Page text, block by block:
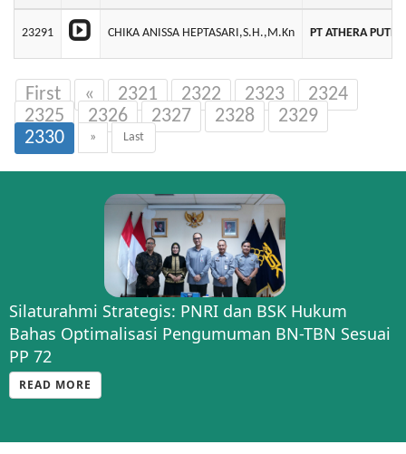
23291 CHIKA ANISSA HEPTASARI,S.H.,M.Kn PT ATHERA
First « 2321 2322 2323
2324
2325
2326 2327 2328
2329
2330
» Last
Silaturahmi Strategis: PNRI dan BSK Hukum
Bahas Optimalisasi Pengumuman BN-TBN Sesuai
PP 72
READ MORE